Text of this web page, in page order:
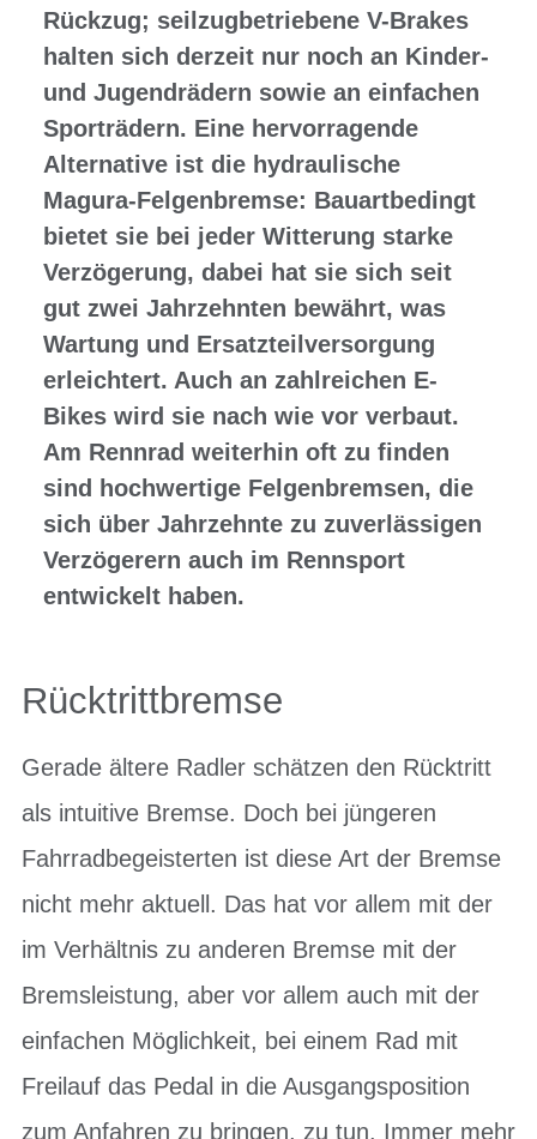
Rückzug; seilzugbetriebene V-Brakes
halten sich derzeit nur noch an Kinder-
und Jugendrädern sowie an einfachen
Sporträdern. Eine hervorragende
Alternative ist die hydraulische
Magura-Felgenbremse: Bauartbedingt
bietet sie bei jeder Witterung starke
Verzögerung, dabei hat sie sich seit
gut zwei Jahrzehnten bewährt, was
Wartung und Ersatzteilversorgung
erleichtert. Auch an zahlreichen E-
Bikes wird sie nach wie vor verbaut.
Am Rennrad weiterhin oft zu finden
sind hochwertige Felgenbremsen, die
sich über Jahrzehnte zu zuverlässigen
Verzögerern auch im Rennsport
entwickelt haben.
Rücktrittbremse
Gerade ältere Radler schätzen den Rücktritt
als intuitive Bremse. Doch bei jüngeren
Fahrradbegeisterten ist diese Art der Bremse
nicht mehr aktuell. Das hat vor allem mit der
im Verhältnis zu anderen Bremse mit der
Bremsleistung, aber vor allem auch mit der
einfachen Möglichkeit, bei einem Rad mit
Freilauf das Pedal in die Ausgangsposition
zum Anfahren zu bringen, zu tun. Immer mehr